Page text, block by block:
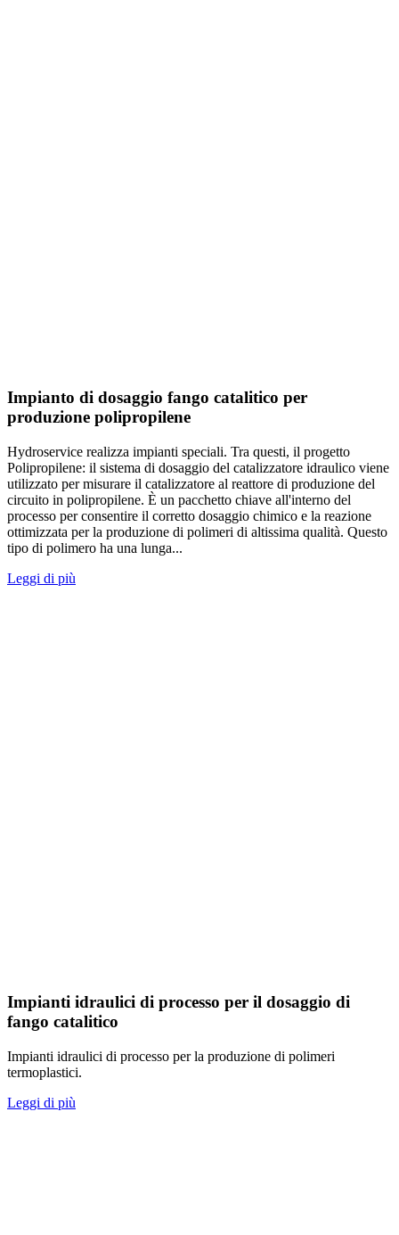
Impianto di dosaggio fango catalitico per
produzione polipropilene
Hydroservice realizza impianti speciali. Tra questi, il progetto
Polipropilene: il sistema di dosaggio del catalizzatore idraulico viene
utilizzato per misurare il catalizzatore al reattore di produzione del
circuito in polipropilene. È un pacchetto chiave all'interno del
processo per consentire il corretto dosaggio chimico e la reazione
ottimizzata per la produzione di polimeri di altissima qualità. Questo
tipo di polimero ha una lunga...
Leggi di più
Impianti idraulici di processo per il dosaggio di
fango catalitico
Impianti idraulici di processo per la produzione di polimeri
termoplastici.
Leggi di più